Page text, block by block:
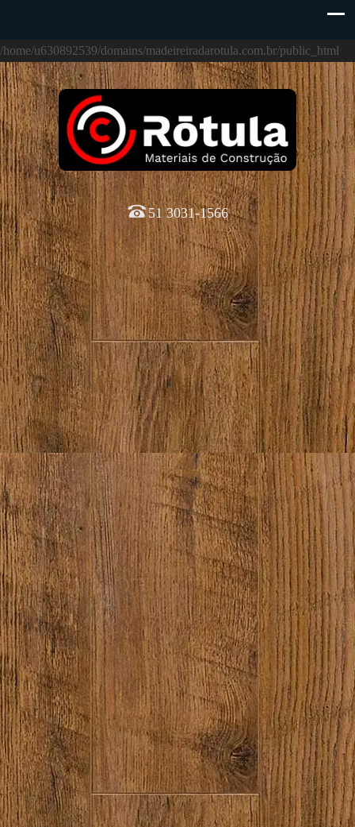
/home/u630892539/domains/madeireiradarotula.com.br/public_html
51 3031-1566